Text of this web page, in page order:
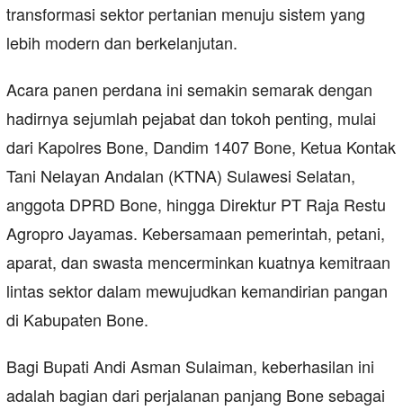
transformasi sektor pertanian menuju sistem yang
lebih modern dan berkelanjutan.
Acara panen perdana ini semakin semarak dengan
hadirnya sejumlah pejabat dan tokoh penting, mulai
dari Kapolres Bone, Dandim 1407 Bone, Ketua Kontak
Tani Nelayan Andalan (KTNA) Sulawesi Selatan,
anggota DPRD Bone, hingga Direktur PT Raja Restu
Agropro Jayamas. Kebersamaan pemerintah, petani,
aparat, dan swasta mencerminkan kuatnya kemitraan
lintas sektor dalam mewujudkan kemandirian pangan
di Kabupaten Bone.
Bagi Bupati Andi Asman Sulaiman, keberhasilan ini
adalah bagian dari perjalanan panjang Bone sebagai